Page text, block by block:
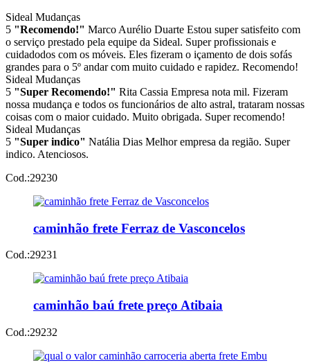
Sideal Mudanças
5 "Recomendo!" Marco Aurélio Duarte Estou super satisfeito com
o serviço prestado pela equipe da Sideal. Super profissionais e
cuidadodos com os móveis. Eles fizeram o içamento de dois sofás
grandes para o 5º andar com muito cuidado e rapidez. Recomendo!
Sideal Mudanças
5 "Super Recomendo!" Rita Cassia Empresa nota mil. Fizeram
nossa mudança e todos os funcionários de alto astral, trataram nossas
coisas com o maior cuidado. Muito obrigada. Super recomendo!
Sideal Mudanças
5 "Super indico" Natália Dias Melhor empresa da região. Super
indico. Atenciosos.
Cod.:29230
caminhão frete Ferraz de Vasconcelos
Cod.:29231
caminhão baú frete preço Atibaia
Cod.:29232